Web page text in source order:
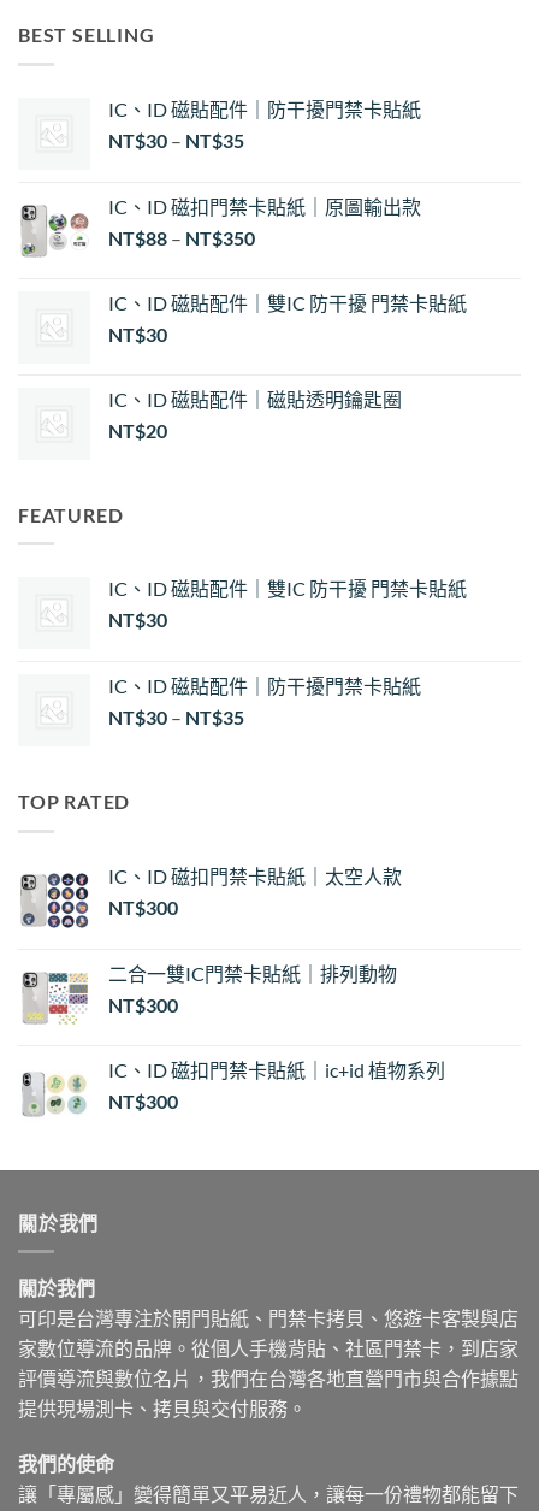
BEST SELLING
IC、ID 磁貼配件｜防干擾門禁卡貼紙
NT$30 – NT$35價
圍：
NT$30
NT$35
IC、ID 磁扣門禁卡貼紙｜原圖輸出款
NT$88 – NT$350
IC、ID 磁貼配件｜雙IC 防干擾 門禁卡貼紙
NT$30
IC、ID 磁貼配件｜磁貼透明鑰匙圈
NT$20
FEATURED
IC、ID 磁貼配件｜雙IC 防干擾 門禁卡貼紙
NT$30
IC、ID 磁貼配件｜防干擾門禁卡貼紙
NT$30 – NT$35價
NT$35
TOP RATED
IC、ID 磁扣門禁卡貼紙｜太空人款
NT$300
二合一雙IC門禁卡貼紙｜排列動物
NT$300
IC、ID 磁扣門禁卡貼紙｜ic+id 植物系列
NT$300
關於我們
關於我們
可印是台灣專注於開門貼紙、門禁卡拷貝、悠遊卡客製與店
家數位導流的品牌。從個人手機背貼、社區門禁卡，到店家
評價導流與數位名片，我們在台灣各地直營門市與合作據點
提供現場測卡、拷貝與交付服務。
我們的使命
讓「專屬感」變得簡單又平易近人，讓每一份禮物都能留下